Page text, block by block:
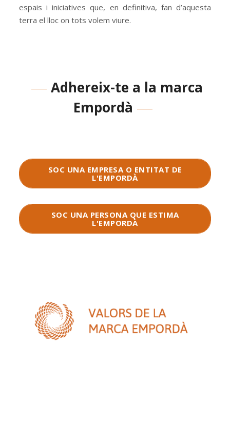
espais i iniciatives que, en definitiva, fan d’aquesta
terra el lloc on tots volem viure.
Adhereix-te a la marca
Empordà
SOC UNA EMPRESA O ENTITAT DE
L'EMPORDÀ
SOC UNA PERSONA QUE ESTIMA
L'EMPORDÀ